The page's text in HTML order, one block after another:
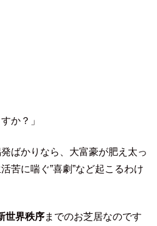
か？」
ばかりなら、大富豪が肥え太っ
苦に喘ぐ”喜劇”など起こるわけ
世界秩序までのお芝居なのです